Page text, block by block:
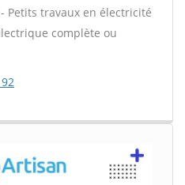
Petits travaux en électricité
complète ou